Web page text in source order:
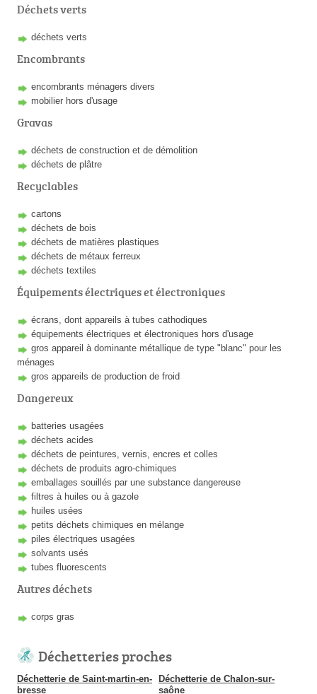
Déchets verts
déchets verts
Encombrants
encombrants ménagers divers
mobilier hors d'usage
Gravas
déchets de construction et de démolition
déchets de plâtre
Recyclables
cartons
déchets de bois
déchets de matières plastiques
déchets de métaux ferreux
déchets textiles
Équipements électriques et électroniques
écrans, dont appareils à tubes cathodiques
équipements électriques et électroniques hors d'usage
gros appareil à dominante métallique de type "blanc" pour les
ménages
gros appareils de production de froid
Dangereux
batteries usagées
déchets acides
déchets de peintures, vernis, encres et colles
déchets de produits agro-chimiques
emballages souillés par une substance dangereuse
filtres à huiles ou à gazole
huiles usées
petits déchets chimiques en mélange
piles électriques usagées
solvants usés
tubes fluorescents
Autres déchets
corps gras
Déchetteries proches
Déchetterie de Saint-martin-en-
bresse
Déchetterie de Chalon-sur-
saône